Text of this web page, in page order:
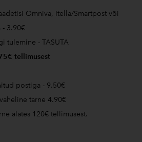
Omniva, Itella/Smartpost või
- 3.90€
tulemine - TASUTA
tellimusest
postiga - 9.50€
tarne 4.90€
alates 120€ tellimusest.